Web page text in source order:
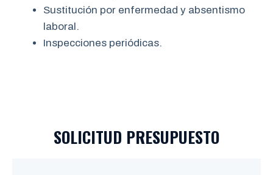
Sustitución por enfermedad y absentismo
laboral.
Inspecciones periódicas.
SOLICITUD PRESUPUESTO